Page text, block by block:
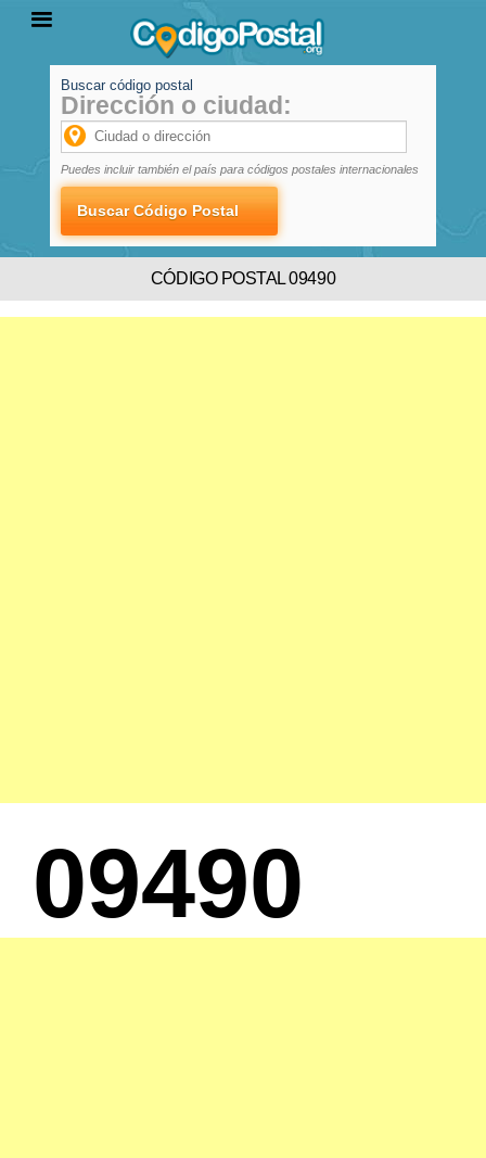
PROVINCIAS
LOCALIDADES
Buscar código postal
Dirección o ciudad:
Puedes incluir también el país para códigos postales internacionales
CÓDIGO POSTAL 09490
09490